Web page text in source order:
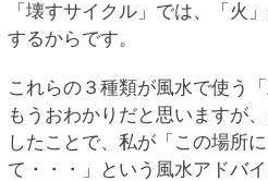
「壊すサイクル」では、「火
するからです。
これらの３種類が風水で使う
もうおわかりだと思いますが
したことで、私が「この場所
て・・・」という風水アドバ